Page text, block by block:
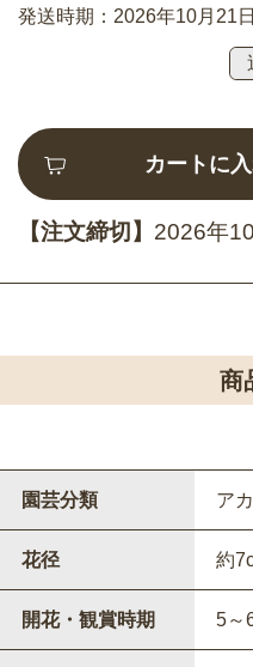
発送時期：2026年10月21
カートに
【注文締切】 2026年
商
園芸分類 ア
花径 約
開花・観賞時期 5～